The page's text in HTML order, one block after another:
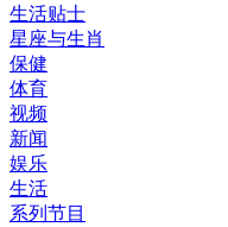
生活贴士
星座与生肖
保健
体育
视频
新闻
娱乐
生活
系列节目